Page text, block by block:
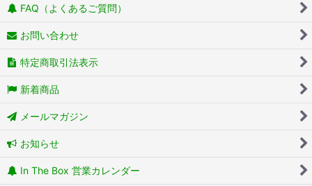
FAQ（よくあるご質問）
お問い合わせ
特定商取引法表示
新着商品
メールマガジン
お知らせ
In The Box 営業カレンダー